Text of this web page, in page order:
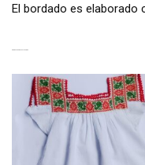
El bordado es elaborado